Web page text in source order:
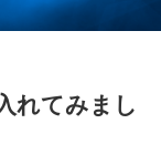
れてみまし